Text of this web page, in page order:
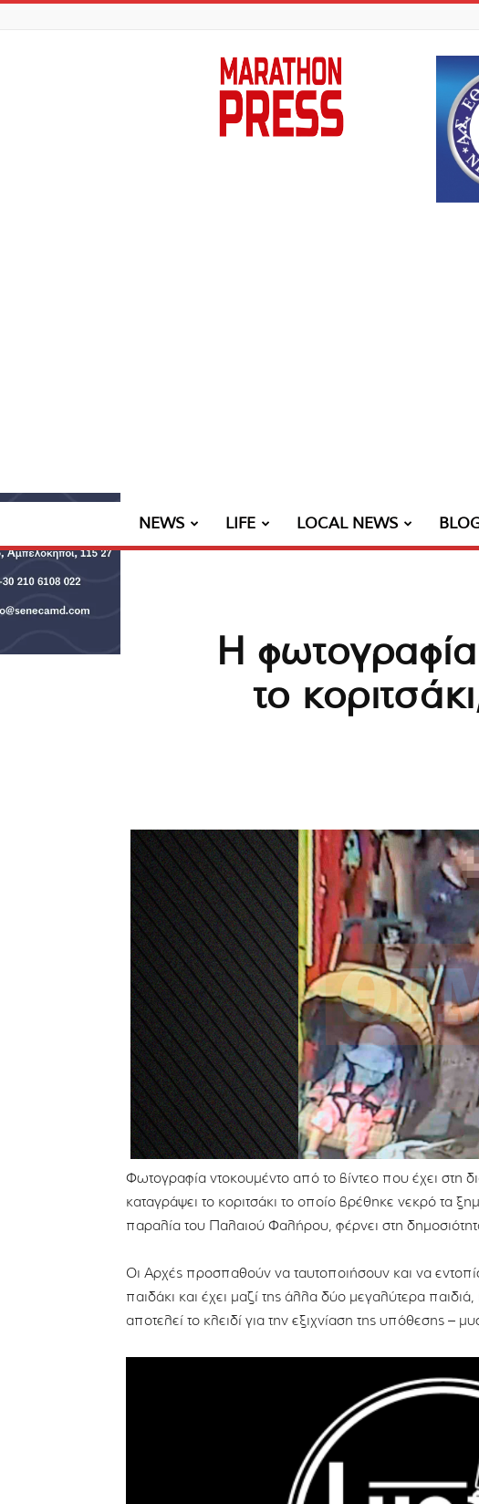
Marathon
Press
NEWS LIFE LOCAL NEWS
Η φωτογραφία
το
Φωτογραφία ντοκουμέντο από το βίντεο που έχει στη
καταγράψει το κοριτσάκι το οποίο βρέθηκε νεκρό τα
παραλία του Παλαιού Φαλήρου, φέρνει στη
Οι Αρχές προσπαθούν να ταυτοποιήσουν και να
παιδάκι και έχει μαζί της άλλα δύο μεγαλύτερα
αποτελεί το κλειδί για την εξιχνίαση της υπόθεσης –